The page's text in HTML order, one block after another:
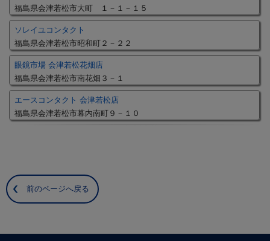
福島県会津若松市大町 １－１－１５
ソレイユコンタクト
福島県会津若松市昭和町２－２２
眼鏡市場 会津若松花畑店
福島県会津若松市南花畑３－１
エースコンタクト 会津若松店
福島県会津若松市幕内南町９－１０
前のページへ戻る